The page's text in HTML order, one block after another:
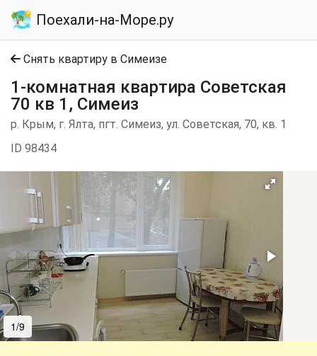
Поехали-на-Море.ру
Снять квартиру в Симеизе
1-комнатная квартира Советская
70 кв 1, Симеиз
р. Крым, г. Ялта, пгт. Симеиз, ул. Советская, 70, кв. 1
ID 98434
1/9